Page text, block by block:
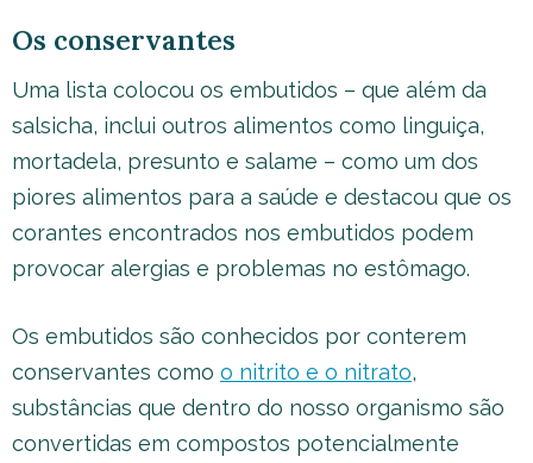
Os conservantes
Uma lista colocou os embutidos – que além da
salsicha, inclui outros alimentos como linguiça,
mortadela, presunto e salame – como um dos
piores alimentos para a saúde e destacou que os
corantes encontrados nos embutidos podem
provocar alergias e problemas no estômago.
Os embutidos são conhecidos por conterem
conservantes como o nitrito e o nitrato,
substâncias que dentro do nosso organismo são
convertidas em compostos potencialmente